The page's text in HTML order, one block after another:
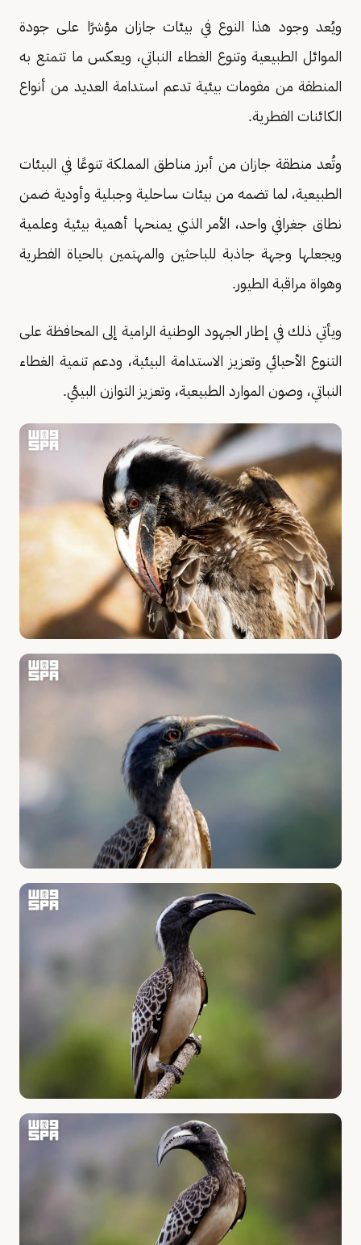
ويُعد وجود هذا النوع في بيئات جازان مؤشرًا على جودة
الموائل الطبيعية وتنوع الغطاء النباتي، ويعكس ما تتمتع به
المنطقة من مقومات بيئية تدعم استدامة العديد من أنواع
الكائنات الفطرية.
وتُعد منطقة جازان من أبرز مناطق المملكة تنوعًا في البيئات
الطبيعية، لما تضمه من بيئات ساحلية وجبلية وأودية ضمن
نطاق جغرافي واحد، الأمر الذي يمنحها أهمية بيئية وعلمية
ويجعلها وجهة جاذبة للباحثين والمهتمين بالحياة الفطرية
وهواة مراقبة الطيور.
ويأتي ذلك في إطار الجهود الوطنية الرامية إلى المحافظة على
التنوع الأحيائي وتعزيز الاستدامة البيئية، ودعم تنمية الغطاء
النباتي، وصون الموارد الطبيعية، وتعزيز التوازن البيئي.